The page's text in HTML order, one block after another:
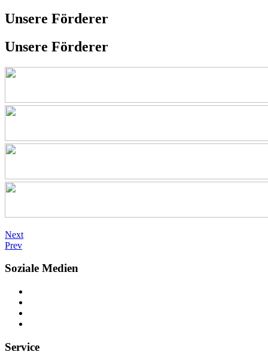
Unsere Förderer
Unsere Förderer
Next
Prev
Soziale Medien
Service